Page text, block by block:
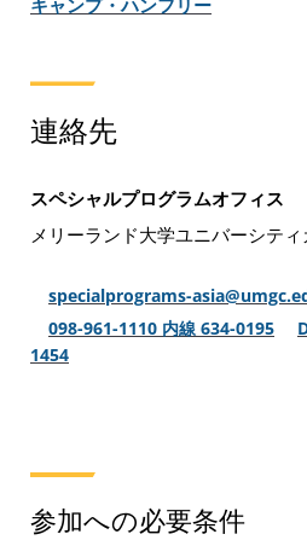
キャンプ・ハンフリー
連絡先
スペシャルプログラムオフィス
メリーランド大学ユニバーシテ
specialprograms-
098-961-1110 内線 634-0195
1454
参加への必要条件